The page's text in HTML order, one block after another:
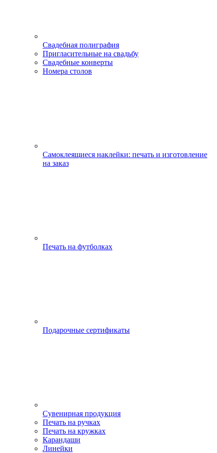
Свадебная полиграфия
Пригласительные на свадьбу
Свадебные конверты
Номера столов
Самоклеящиеся наклейки: печать и изготовление
на заказ
Печать на футболках
Подарочные сертификаты
Сувенирная продукция
Печать на ручках
Печать на кружках
Карандаши
Линейки